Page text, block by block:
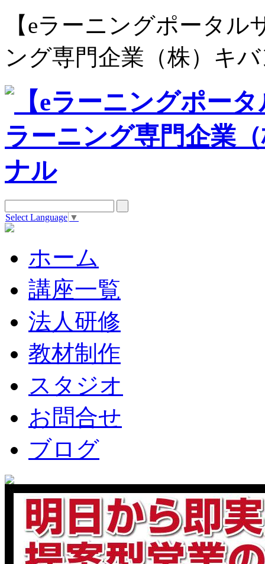
【eラーニングポータル
ング専門企業（株）キ
Select Language ▼
ホーム
講座一覧
法人研修
教材制作
スタジオ
お問合せ
ブログ